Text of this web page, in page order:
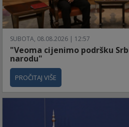
SUBOTA, 08.08.2026 | 12:57
"Veoma cijenimo podršku
narodu"
PROČITAJ VIŠE